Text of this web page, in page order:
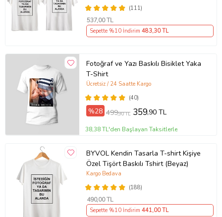
(111)
537,00 TL
Sepette %10 İndirim 483,30 TL
Fotoğraf ve Yazı Baskılı Bisiklet Yaka
T-Shirt
(40)
Ücretsiz / 24 Saatte Kargo
%28 499,90 TL 359,90 TL
38,38 TL'den Başlayan Taksitlerle
BYVOL Kendin Tasarla T-shirt Kişiye
Özel Tişört Baskılı Tshirt (Beyaz)
(188)
Kargo Bedava
490,00 TL
Sepette %10 İndirim 441,00 TL